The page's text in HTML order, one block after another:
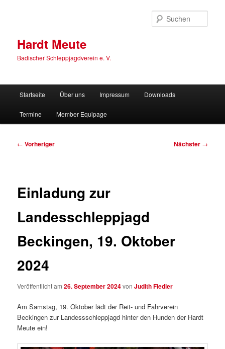
Hardt Meute
Badischer Schleppjagdverein e. V.
Startseite Über uns Impressum Downloads
Termine Member Equipage
Beitragsnavigation
← Vorheriger Nächster →
Einladung zur
Landesschleppjagd
Beckingen, 19. Oktober
2024
Veröffentlicht am26. September 2024vonJudith Fiedler
Am Samstag, 19. Oktober lädt der Reit- und Fahrverein
Beckingen zur Landessschleppjagd hinter den Hunden der Hardt
Meute ein!